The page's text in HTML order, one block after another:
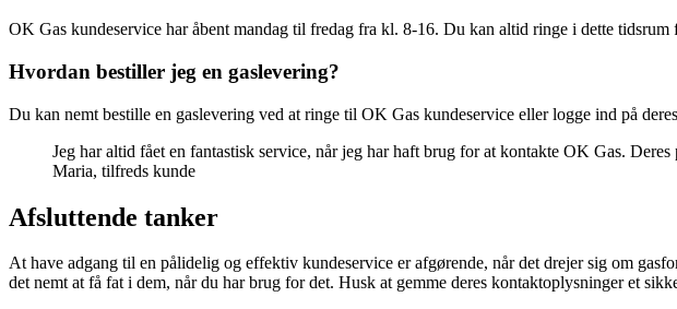
OK Gas kundeservice har åbent mandag til fredag fra kl. 8-16. Du kan altid ringe i dette
Hvordan bestiller jeg en gaslevering?
Du kan nemt bestille en gaslevering ved at ringe til OK Gas kundeservice eller logge ind på
Jeg har altid fået en fantastisk service, når jeg har haft brug for at kontakte OK Gas.
Maria, tilfreds kunde
Afsluttende tanker
At have adgang til en pålidelig og effektiv kundeservice er afgørende, når det drejer sig om
det nemt at få fat i dem, når du har brug for det. Husk at gemme deres kontaktoplysninger et